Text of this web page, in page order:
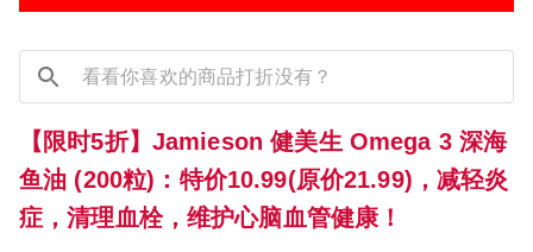
【限时5折】Jamieson 健美生 Omega 3 深海
鱼油 (200粒)：特价10.99(原价21.99)，减轻炎
症，清理血栓，维护心脑血管健康！